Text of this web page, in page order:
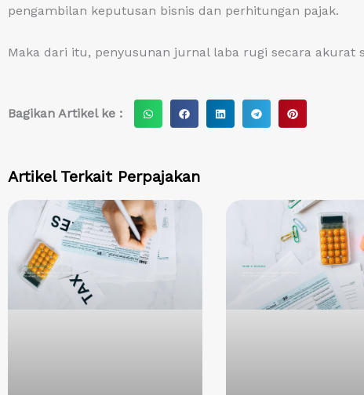
pengambilan keputusan bisnis dan perhitungan pajak.
Maka dari itu, penyusunan jurnal laba rugi secara akurat
Bagikan Artikel ke : S
h
w
S
h
S
h
S
h
e
S
h
o
n
t
Artikel Terkait Perpajakan